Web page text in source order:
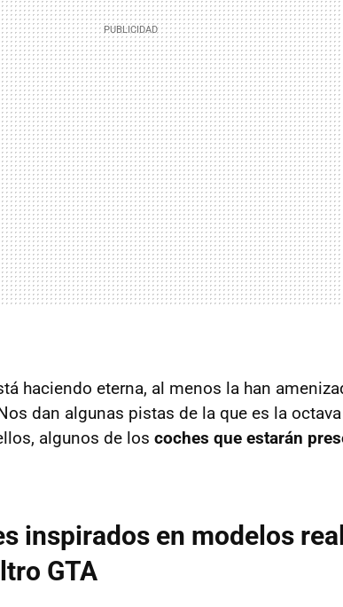
haciendo eterna, al menos la han
dan algunas pistas de la que es la
algunos de los coches que estarán
inspirados en modelos
GTA